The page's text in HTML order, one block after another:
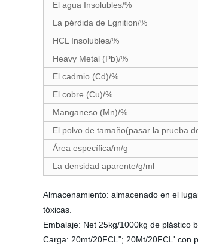
El agua Insolubles/%
La pérdida de Lgnition/%
HCL Insolubles/%
Heavy Metal (Pb)/%
El cadmio (Cd)/%
El cobre (Cu)/%
Manganeso (Mn)/%
El polvo de tamaño(pasar la prueba
Área específica/m/g
La densidad aparente/g/ml
Almacenamiento: almacenado en el
tóxicas.
Embalaje: Net 25kg/1000kg de plástico
Carga: 20mt/20FCL"; 20Mt/20FCL' con